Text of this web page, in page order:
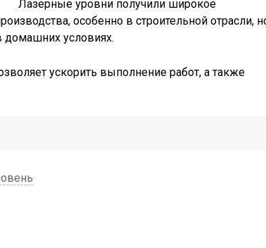
Лазерные уровни получили широкое
особенно в строительной отрасли,
домашних условиях.
ускорить выполнение работ, а также